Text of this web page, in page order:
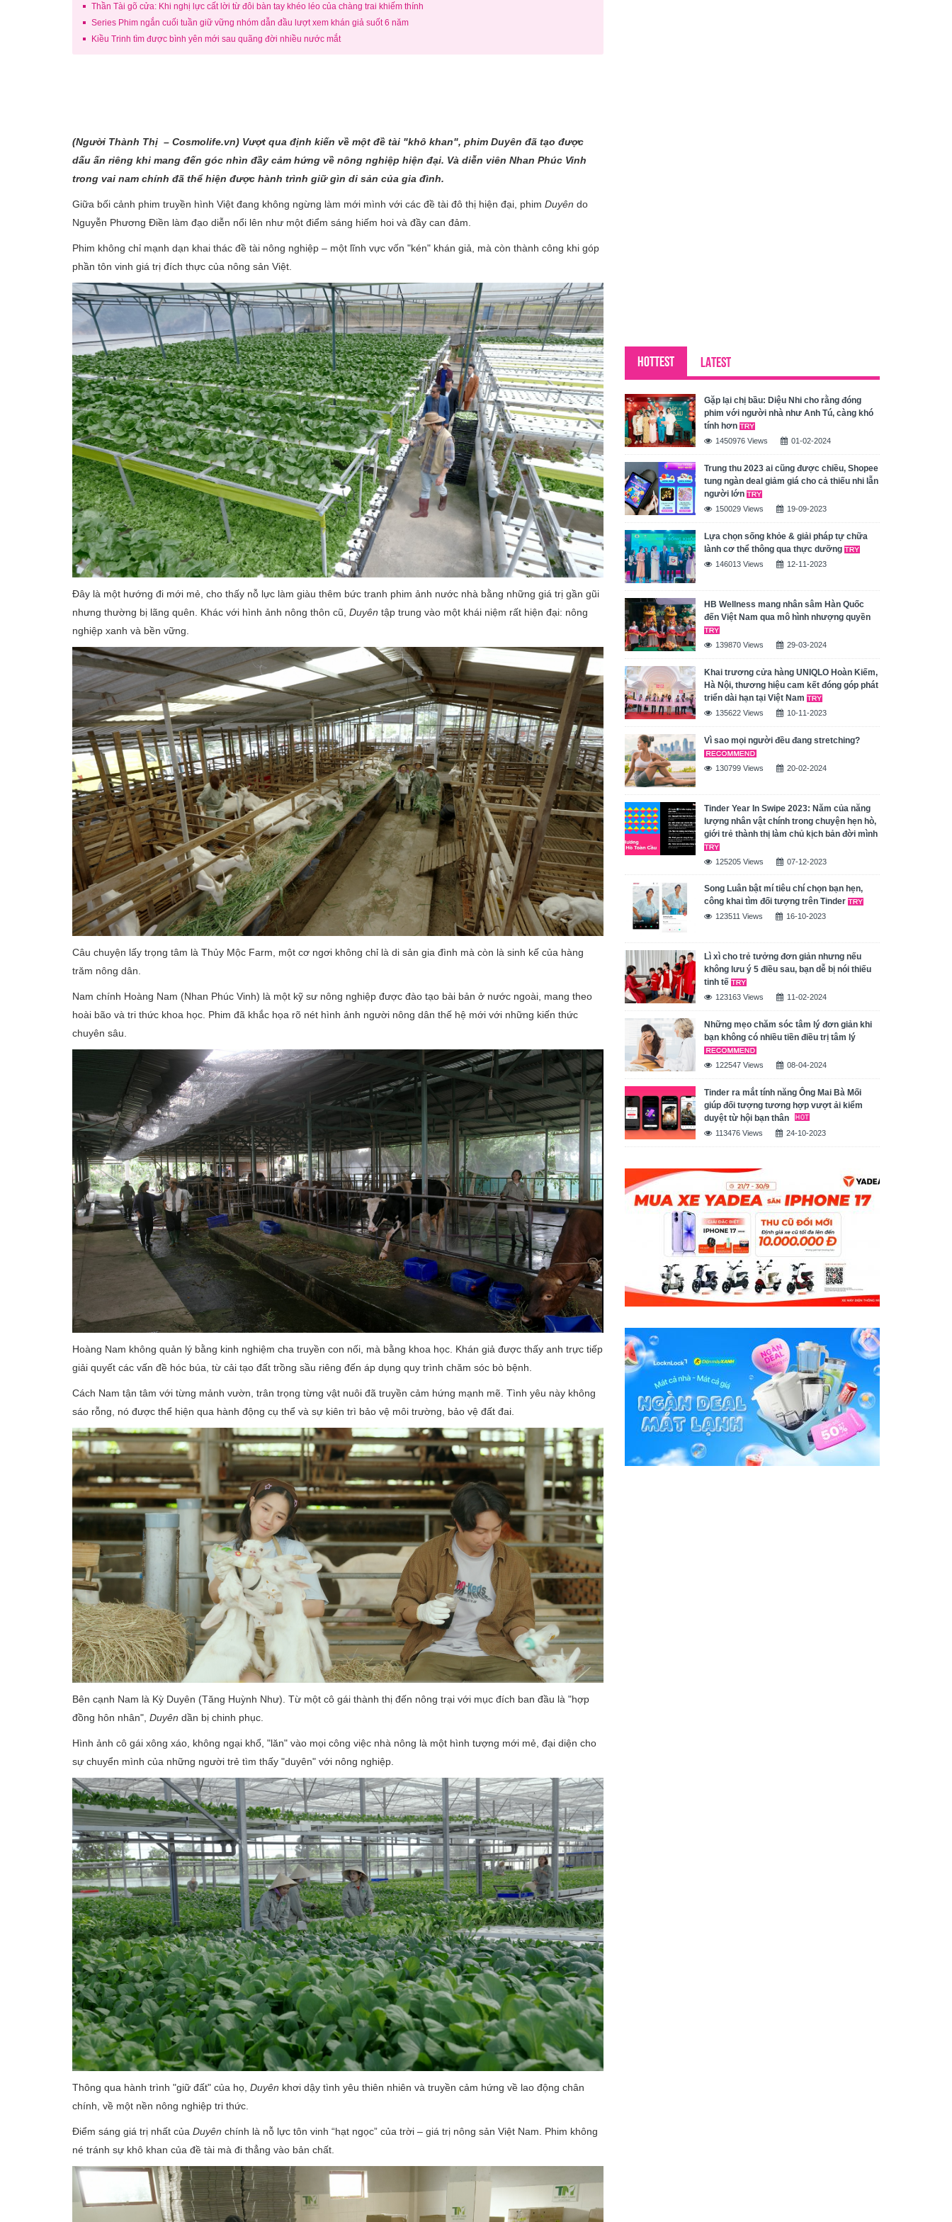
Thần Tài gõ cửa: Khi nghị lực cất lời từ đôi bàn tay khéo léo của chàng trai khiếm thính
Series Phim ngắn cuối tuần giữ vững nhóm dẫn đầu lượt xem khán giả suốt 6 năm
Kiều Trinh tìm được bình yên mới sau quãng đời nhiều nước mắt
(Người Thành Thị – Cosmolife.vn) Vượt qua định kiến về một đề tài "khô khan", phim Duyên đã tạo được
dấu ấn riêng khi mang đến góc nhìn đầy cảm hứng về nông nghiệp hiện đại. Và diễn viên Nhan Phúc Vinh
trong vai nam chính đã thể hiện được hành trình giữ gìn di sản của gia đình.
Giữa bối cảnh phim truyền hình Việt đang không ngừng làm mới mình với các đề tài đô thị hiện đại, phim Duyên do
Nguyễn Phương Điền làm đạo diễn nổi lên như một điểm sáng hiếm hoi và đầy can đảm.
Phim không chỉ mạnh dạn khai thác đề tài nông nghiệp – một lĩnh vực vốn "kén" khán giả, mà còn thành công khi góp
phần tôn vinh giá trị đích thực của nông sản Việt.
Đây là một hướng đi mới mẻ, cho thấy nỗ lực làm giàu thêm bức tranh phim ảnh nước nhà bằng những giá trị gần gũi
nhưng thường bị lãng quên. Khác với hình ảnh nông thôn cũ, Duyên tập trung vào một khái niệm rất hiện đại: nông
nghiệp xanh và bền vững.
Câu chuyện lấy trọng tâm là Thủy Mộc Farm, một cơ ngơi không chỉ là di sản gia đình mà còn là sinh kế của hàng
trăm nông dân.
Nam chính Hoàng Nam (Nhan Phúc Vinh) là một kỹ sư nông nghiệp được đào tạo bài bản ở nước ngoài, mang theo
hoài bão và tri thức khoa học. Phim đã khắc họa rõ nét hình ảnh người nông dân thế hệ mới với những kiến thức
chuyên sâu.
Hoàng Nam không quản lý bằng kinh nghiệm cha truyền con nối, mà bằng khoa học. Khán giả được thấy anh trực tiếp
giải quyết các vấn đề hóc búa, từ cải tạo đất trồng sầu riêng đến áp dụng quy trình chăm sóc bò bệnh.
Cách Nam tận tâm với từng mảnh vườn, trân trọng từng vật nuôi đã truyền cảm hứng mạnh mẽ. Tình yêu này không
sáo rỗng, nó được thể hiện qua hành động cụ thể và sự kiên trì bảo vệ môi trường, bảo vệ đất đai.
Bên cạnh Nam là Kỳ Duyên (Tăng Huỳnh Như). Từ một cô gái thành thị đến nông trại với mục đích ban đầu là "hợp
đồng hôn nhân", Duyên dần bị chinh phục.
Hình ảnh cô gái xông xáo, không ngại khổ, "lăn" vào mọi công việc nhà nông là một hình tượng mới mẻ, đại diện cho
sự chuyển mình của những người trẻ tìm thấy "duyên" với nông nghiệp.
Thông qua hành trình "giữ đất" của họ, Duyên khơi dậy tình yêu thiên nhiên và truyền cảm hứng về lao động chân
chính, về một nền nông nghiệp tri thức.
Điểm sáng giá trị nhất của Duyên chính là nỗ lực tôn vinh “hạt ngọc” của trời – giá trị nông sản Việt Nam. Phim không
né tránh sự khô khan của đề tài mà đi thẳng vào bản chất.
HOTTEST LATEST
Gặp lại chị bầu: Diệu Nhi cho rằng đóng
phim với người nhà như Anh Tú, càng khó
tính hơn
1450976 Views 01-02-2024
Trung thu 2023 ai cũng được chiều, Shopee
tung ngàn deal giảm giá cho cả thiếu nhi lẫn
người lớn
150029 Views 19-09-2023
Lựa chọn sống khỏe & giải pháp tự chữa
lành cơ thể thông qua thực dưỡng
146013 Views 12-11-2023
HB Wellness mang nhân sâm Hàn Quốc
đến Việt Nam qua mô hình nhượng quyền
139870 Views 29-03-2024
Khai trương cửa hàng UNIQLO Hoàn Kiếm,
Hà Nội, thương hiệu cam kết đóng góp phát
triển dài hạn tại Việt Nam
135622 Views 10-11-2023
Vì sao mọi người đều đang stretching?
130799 Views 20-02-2024
Tinder Year In Swipe 2023: Năm của năng
lượng nhân vật chính trong chuyện hẹn hò,
giới trẻ thành thị làm chủ kịch bản đời mình
125205 Views 07-12-2023
Song Luân bật mí tiêu chí chọn bạn hẹn,
công khai tìm đối tượng trên Tinder
123511 Views 16-10-2023
Lì xì cho trẻ tưởng đơn giản nhưng nếu
không lưu ý 5 điều sau, bạn dễ bị nói thiếu
tinh tế
123163 Views 11-02-2024
Những mẹo chăm sóc tâm lý đơn giản khi
bạn không có nhiều tiền điều trị tâm lý
122547 Views 08-04-2024
Tinder ra mắt tính năng Ông Mai Bà Mối
giúp đối tượng tương hợp vượt ải kiểm
duyệt từ hội bạn thân
113476 Views 24-10-2023